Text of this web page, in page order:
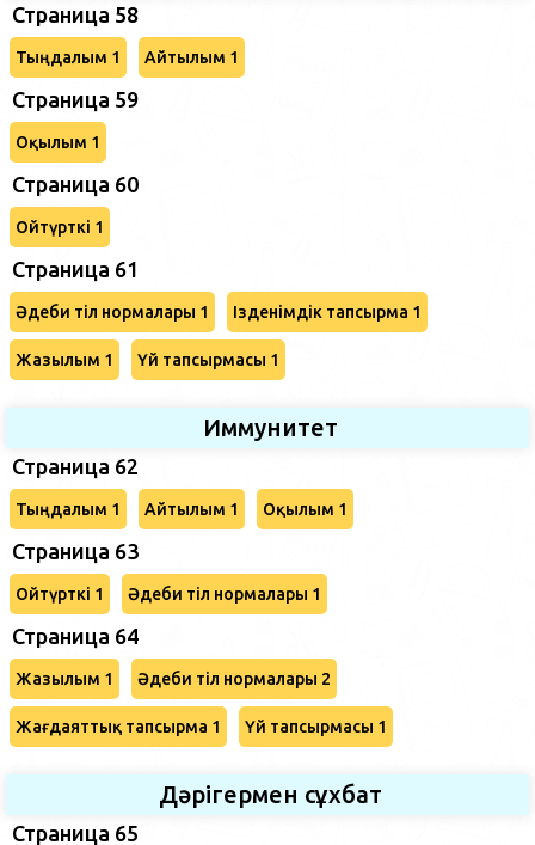
Страница 58
Тыңдалым 1 Айтылым 1
Страница 59
Оқылым 1
Страница 60
Ойтүрткі 1
Страница 61
Әдеби тіл нормалары 1 Ізденімдік тапсырма 1
Жазылым 1 Үй тапсырмасы 1
Иммунитет
Страница 62
Тыңдалым 1 Айтылым 1 Оқылым 1
Страница 63
Ойтүрткі 1 Әдеби тіл нормалары 1
Страница 64
Жазылым 1 Әдеби тіл нормалары 2
Жағдаяттық тапсырма 1 Үй тапсырмасы 1
Дәрігермен сұхбат
Страница 65